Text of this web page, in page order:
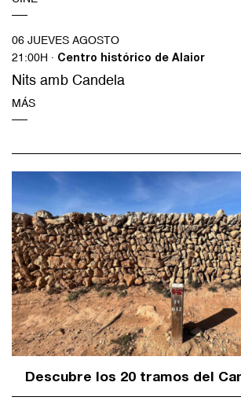
06 JUEVES AGOSTO
21:00H · Centro histórico de Alaior
Nits amb Candela
MÁS
Descubre los 20 tramos del